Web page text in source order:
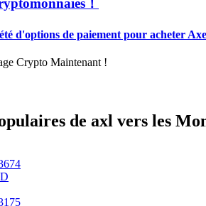
！
d'options de paiement pour acheter
Crypto Maintenant !
de axl vers les